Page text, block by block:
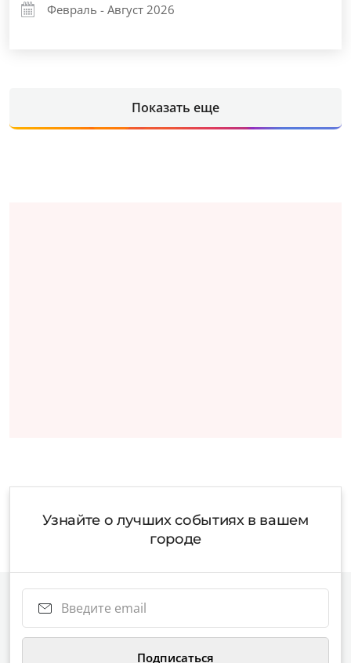
Февраль - Август 2026
Показать еще
Узнайте о лучших событиях в вашем
городе